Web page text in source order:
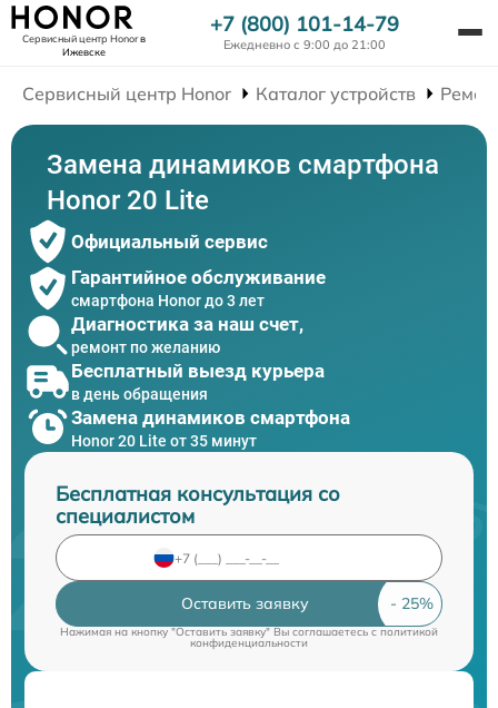
Сервисный центр Honorв
Ижевске
+7 (800) 101-14-79
Ежедневно с 9:00 до 21:00
Сервисный центр Honor Каталог устройств
Замена динамиков смартфона
Honor 20 Lite
Официальный сервис
Гарантийное обслуживание
смартфона Honor до 3 лет
Диагностика за наш счет,
ремонт по желанию
Бесплатный выезд курьера
в день обращения
Замена динамиков смартфона
Honor 20 Lite от 35 минут
Бесплатная консультация со
специалистом
Оставить заявку
Нажимая на кнопку "Оставить заявку" Вы соглашаетесь cполитикой
конфиденциальности